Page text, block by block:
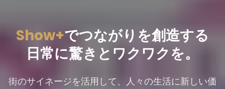
Show+でつながりを創造する
日常に驚きとワクワクを。
街のサイネージを活用して、人々の生活に新しい価